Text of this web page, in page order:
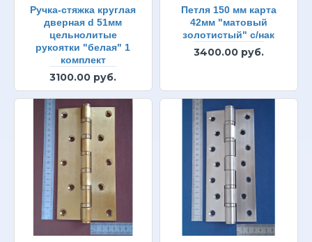
Ручка-стяжка круглая
дверная d 51мм
цельнолитые
рукоятки "белая" 1
комплект
3100.00 руб.
Петля 150 мм карта
42мм "матовый
золотистый" с/нак
3400.00 руб.